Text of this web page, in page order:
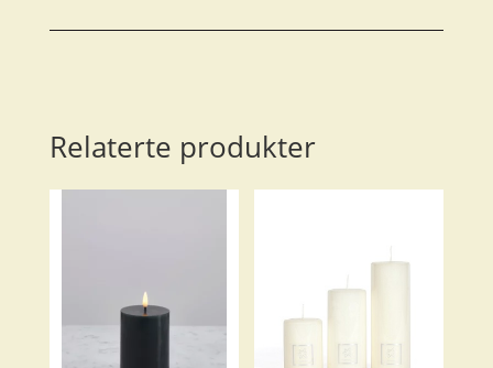
Relaterte produkter